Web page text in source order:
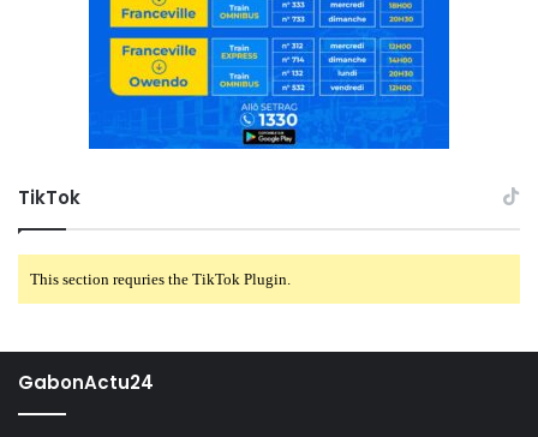
TikTok
This section requries the TikTok Plugin.
GabonActu24